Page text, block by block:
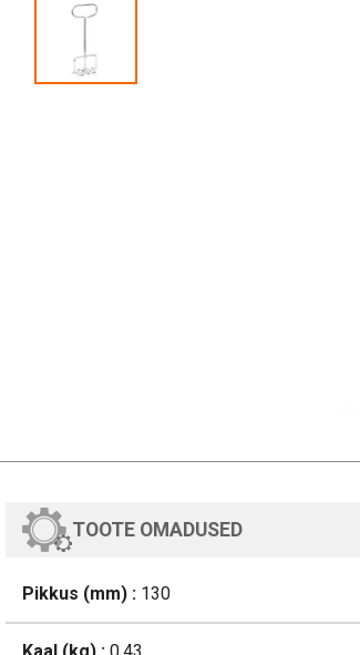
TOOTE OMADUSED
Pikkus (mm) : 130
Kaal (kg) : 0.43